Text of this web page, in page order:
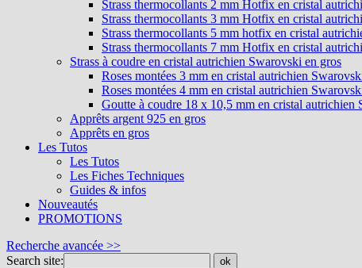
Strass thermocollants 2 mm Hotfix en cristal
Strass thermocollants 3 mm Hotfix en cristal
Strass thermocollants 5 mm hotfix en cristal
Strass thermocollants 7 mm Hotfix en cristal
Strass à coudre en cristal autrichien Swarovski en gros
Roses montées 3 mm en cristal autrichien
Roses montées 4 mm en cristal autrichien
Goutte à coudre 18 x 10,5 mm en cristal autrichien
Apprêts argent 925 en gros
Apprêts en gros
Les Tutos
Les Tutos
Les Fiches Techniques
Guides & infos
Nouveautés
PROMOTIONS
Recherche avancée >>
Search site:
ok